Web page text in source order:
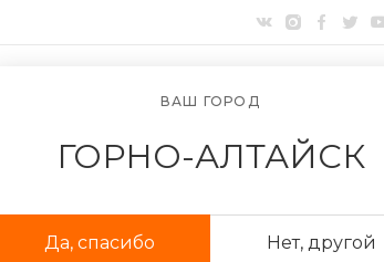
ВАШ ГОРОД
ГОРНО-АЛТАЙСК
Да, спасибо Нет, другой
АКЦИИ КОМПАНИЯ
смартфон Redmi 10 2022